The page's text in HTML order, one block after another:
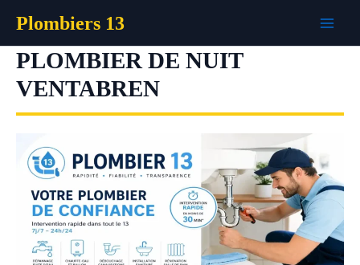
contenu
Plombiers 13
PLOMBIER DE NUIT
VENTABREN